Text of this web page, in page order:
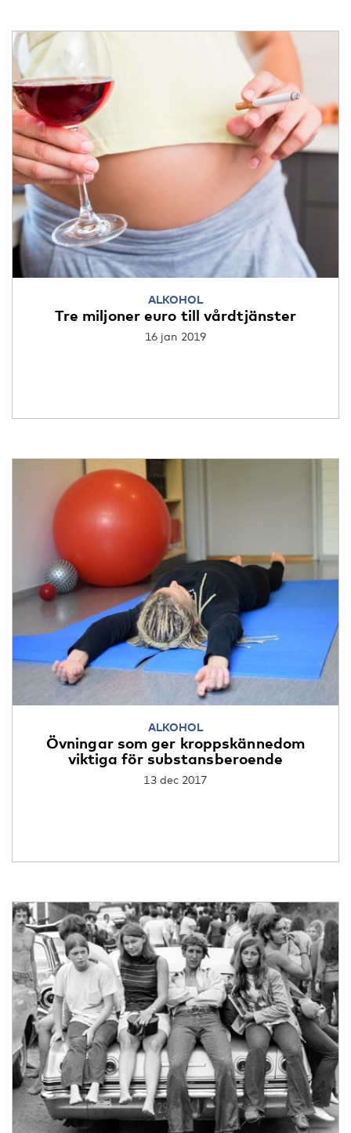
ALKOHOL
Tre miljoner euro till vårdtjänster
16 jan 2019
ALKOHOL
Övningar som ger kroppskännedom
viktiga för substansberoende
13 dec 2017